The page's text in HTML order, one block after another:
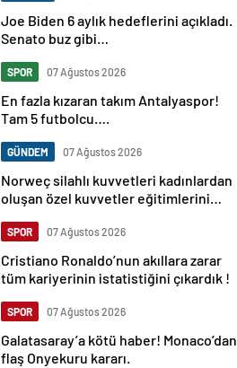
Joe Biden 6 aylık hedeflerini açıkladı.
Senato buz gibi…
SPOR 07 Ağustos 2026
En fazla kızaran takım Antalyaspor!
Tam 5 futbolcu….
GÜNDEM 07 Ağustos 2026
Norweç silahlı kuvvetleri kadınlardan
oluşan özel kuvvetler eğitimlerini
SPOR 07 Ağustos 2026
Cristiano Ronaldo’nun akıllara zarar
tüm kariyerinin istatistiğini çıkardık !
SPOR 07 Ağustos 2026
Galatasaray’a kötü haber! Monaco’dan
flaş Onyekuru kararı.